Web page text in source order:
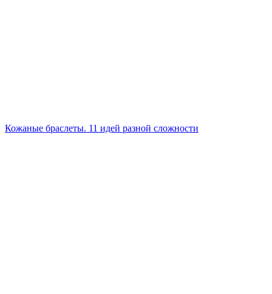
Кожаные браслеты. 11 идей разной сложности